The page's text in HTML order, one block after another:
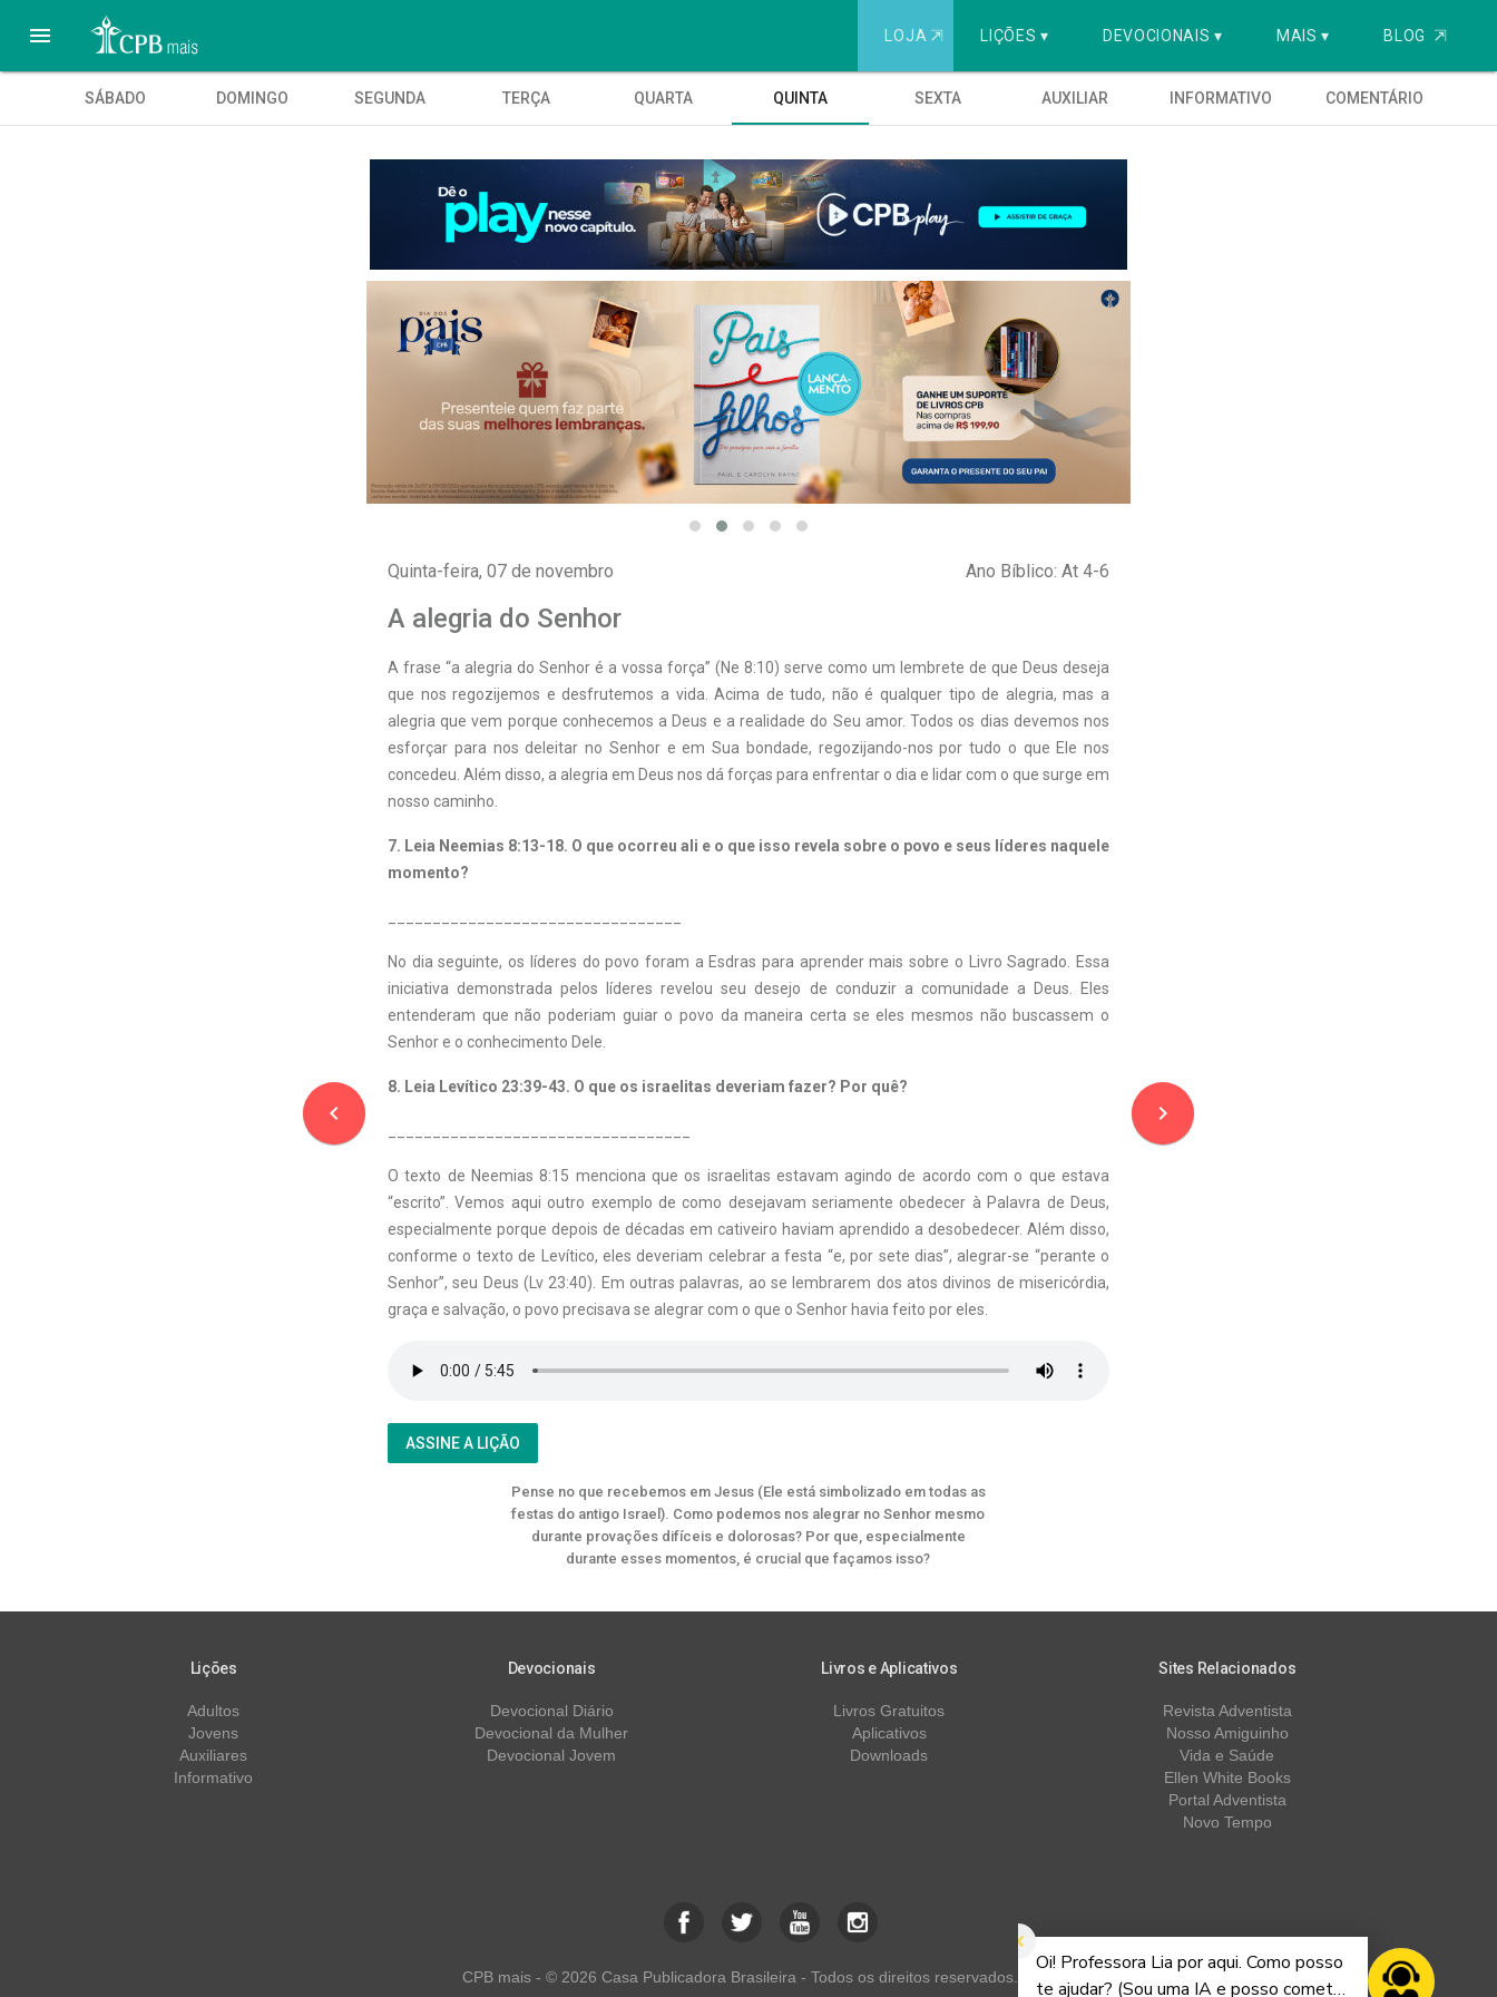
 LOJA ⇱ LIÇÕES ▾ DEVOCIONAIS ▾ MAIS ▾ BLOG ⇱
navigate_before
SÁBADO DOMINGO SEGUNDA TERÇA QUARTA QUINTA SEXTA AUXILIAR INFORMATIVO COMENTÁRIO
Quinta-feira, 07 de novembro Ano Bíblico: At 4-6
A alegria do Senhor
A frase “a alegria do Senhor é a vossa força” (Ne 8:10) serve como um lembrete de que Deus deseja
que nos regozijemos e desfrutemos a vida. Acima de tudo, não é qualquer tipo de alegria, mas a
alegria que vem porque conhecemos a Deus e a realidade do Seu amor. Todos os dias devemos nos
esforçar para nos deleitar no Senhor e em Sua bondade, ­regozijando-nos por tudo o que Ele nos
concedeu. Além disso, a alegria em Deus nos dá forças para enfrentar o dia e lidar com o que surge em
nosso caminho.
7. Leia Neemias 8:13-18. O que ocorreu ali e o que isso revela sobre o povo e seus líderes naquele
momento?
No dia seguinte, os líderes do povo foram a Esdras para aprender mais sobre o Livro Sagrado. Essa
iniciativa demonstrada pelos líderes revelou seu desejo de conduzir a comunidade a Deus. Eles
entenderam que não poderiam guiar o povo da maneira certa se eles mesmos não buscassem o
Senhor e o conhecimento Dele.
8. Leia Levítico 23:39-43. O que os israelitas deveriam fazer? Por quê?
O texto de Neemias 8:15 menciona que os israelitas estavam agindo de acordo com o que estava
“escrito”. Vemos aqui outro exemplo de como desejavam seriamente obedecer à Palavra de Deus,
especialmente porque depois de décadas em cativeiro haviam aprendido a desobedecer. Além disso,
conforme o texto de Levítico, eles deveriam celebrar a festa “e, por sete dias”, alegrar-se “perante o
Senhor”, seu Deus (Lv 23:40). Em outras palavras, ao se lembrarem dos atos divinos de misericórdia,
graça e salvação, o povo precisava se alegrar com o que o Senhor havia feito por eles.
ASSINE A LIÇÃO
Pense no que recebemos em Jesus (Ele está simbolizado em todas as
festas do antigo Israel). Como podemos nos alegrar no Senhor mesmo
durante provações difíceis e dolorosas? Por que, especialmente
durante esses momentos, é crucial que façamos isso?
navigate_next
Lições
Adultos
Jovens
Auxiliares
Informativo
Devocionais
Devocional Diário
Devocional da Mulher
Devocional Jovem
Livros e Aplicativos
Livros Gratuitos
Aplicativos
Downloads
Sites Relacionados
Revista Adventista
Nosso Amiguinho
Vida e Saúde
Ellen White Books
Portal Adventista
Novo Tempo
CPB mais - © 2026 Casa Publicadora Brasileira - Todos os direitos reservados.